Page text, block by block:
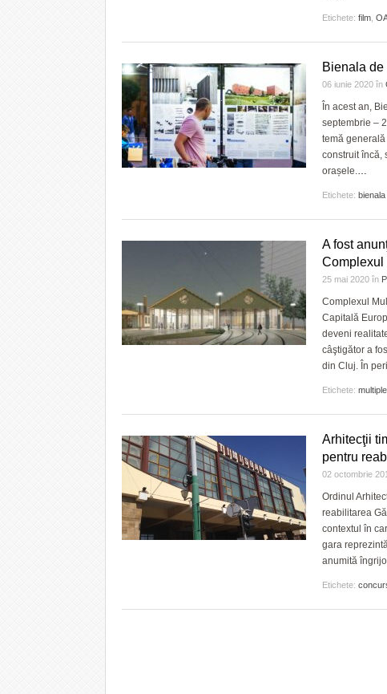
Etichete: film
Bienala
06 iunie 2020 în
În acest an,
septembrie –
temă
construit încă,
orașele.…
Etichete:
A fost
Complexul
25 mai 2020 în
Complexul
Capitală
deveni
câştigător a
din Cluj. În
Etichete:
Arhitecţii
pentru
02 octombrie
Ordinul
reabilitarea
contextul în
gara
anumită
Etichete: